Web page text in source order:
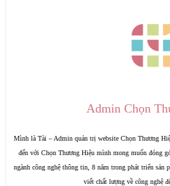
Admin Chọn
Mình là Tài – Admin quản trị website Chọn Thương
đến với Chọn Thương Hiệu mình mong muốn đóng
ngành công nghệ thông tin, 8 năm trong phát triển sản
viết chất lượng về công nghệ